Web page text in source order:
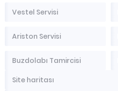
Vestel Servisi
Ariston Servisi
Buzdolabı Tamircisi
Site haritası